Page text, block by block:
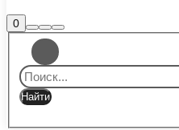
0Боковая
панель
магазина
Найти
Больше
информации
Главное
меню